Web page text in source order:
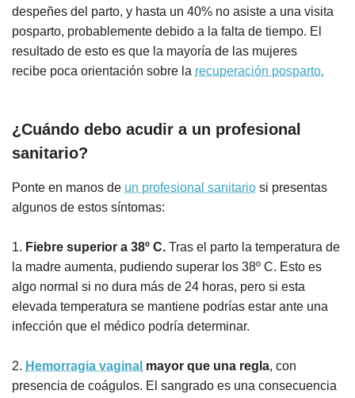
despeñes del parto, y hasta un 40% no asiste a una visita
posparto, probablemente debido a la falta de tiempo. El
resultado de esto es que la mayoría de las mujeres
recibe poca orientación sobre la recuperación posparto.
¿Cuándo debo acudir a un profesional
sanitario?
Ponte en manos de un profesional sanitario si presentas
algunos de estos síntomas:
1. Fiebre superior a 38º C. Tras el parto la temperatura de
la madre aumenta, pudiendo superar los 38º C. Esto es
algo normal si no dura más de 24 horas, pero si esta
elevada temperatura se mantiene podrías estar ante una
infección que el médico podría determinar.
2. Hemorragia vaginal mayor que una regla, con
presencia de coágulos. El sangrado es una consecuencia